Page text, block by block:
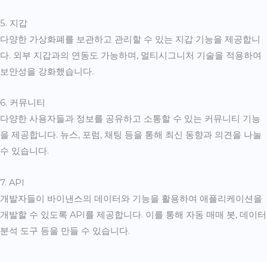
5. 지갑
다양한 가상화폐를 보관하고 관리할 수 있는 지갑 기능을 제공합니
다. 외부 지갑과의 연동도 가능하며, 멀티시그니처 기술을 적용하여
보안성을 강화했습니다.
6. 커뮤니티
다양한 사용자들과 정보를 공유하고 소통할 수 있는 커뮤니티 기능
을 제공합니다. 뉴스, 포럼, 채팅 등을 통해 최신 동향과 의견을 나눌
수 있습니다.
7. API
개발자들이 바이낸스의 데이터와 기능을 활용하여 애플리케이션을
개발할 수 있도록 API를 제공합니다. 이를 통해 자동 매매 봇, 데이터
분석 도구 등을 만들 수 있습니다.